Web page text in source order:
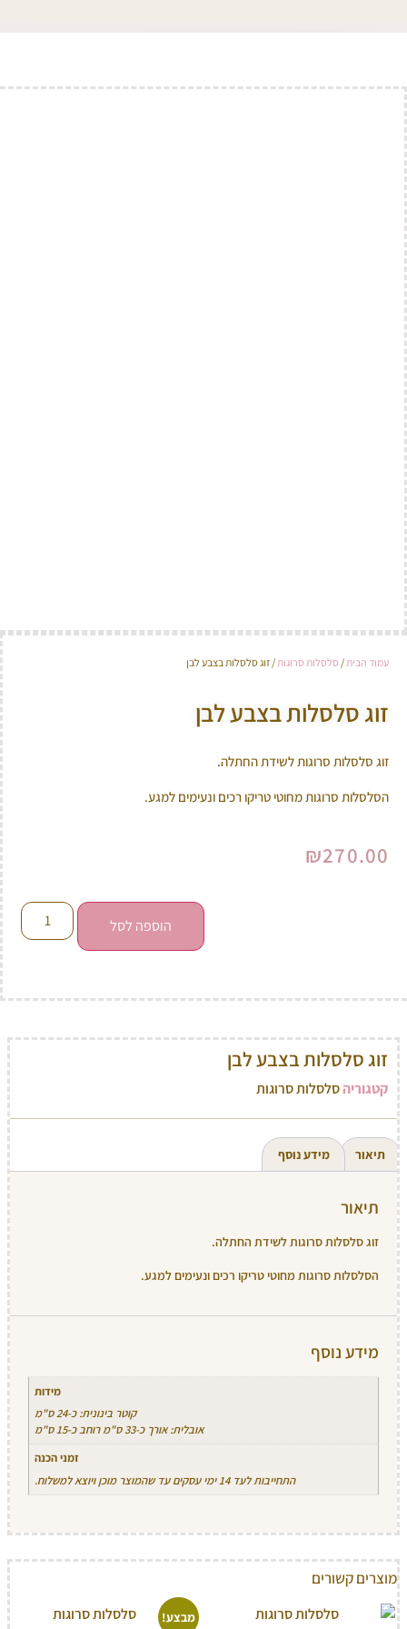
עמוד הבית / סלסלות סרוגות / זוג סלסלות בצבע לבן
זוג סלסלות בצבע לבן
זוג סלסלות סרוגות לשידת החתלה.
הסלסלות סרוגות מחוטי טריקו רכים ונעימים למגע.
₪270.00
הוספה לסל
מוצרים קשורים
מבצע!
זוג סלסלות בצבע לבן
קטגוריהסלסלות סרוגות
תיאור מידע נוסף
תיאור
זוג סלסלות סרוגות לשידת החתלה.
הסלסלות סרוגות מחוטי טריקו רכים ונעימים למגע.
מידע נוסף
מידות
קוטר בינונית: כ-24 ס"מ
אובלית: אורך כ-33 ס"מ רוחב כ-15 ס"מ
זמני הכנה
התחייבות לעד 14 ימי עסקים עד שהמוצר מוכן ויוצא למשלוח.